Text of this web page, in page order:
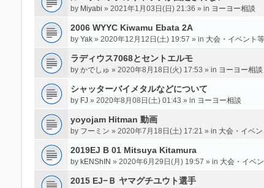
by Miyabi » 2021年1月03日(日) 21:36 » in ヨーヨー相談
2006 WYYC Kiwamu Ebata 2A
by Yak» 2020年12月12日(土) 19:57 » in 大会・イベント
ラディウス7068とセントエルモ
by かでしゅ » 2020年8月18日(火) 17:53 » in ヨーヨー相談
シャッターバイメタルなどについて
by FJ » 2020年8月08日(土) 01:43 » in ヨーヨー相談
yoyojam Hitman 動画
by フーミン » 2020年7月18日(土) 17:21 » in 大会・イベ
2019EJ B 01 Mitsuya Kitamura
by kENShIN » 2020年6月29日(月) 19:57 » in 大会・イベ
2015 EJ−Ｂ ヤマグチユウト選手